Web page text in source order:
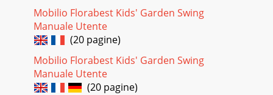
Mobilio Florabest Kids' Garden Swing
Manuale Utente
(20 pagine)
Mobilio Florabest Kids' Garden Swing
Manuale Utente
(20 pagine)